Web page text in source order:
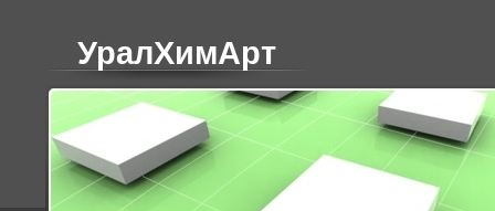
УралХимАрт